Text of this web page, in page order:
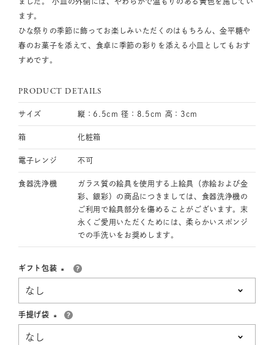
ます。
ひな祭りの季節に飾ってお楽しみいただくのはもちろん、金平糖や
春のお菓子を添えて、食卓に季節の彩りを添える小皿としてもおす
すめです。
PRODUCT DETAILS
サイズ 縦：6.5cm 径：8.5cm 高：3cm
箱 化粧箱
電子レンジ 不可
食器洗浄機
ガラス質の絵具を使用する上絵具（赤絵および金
彩、銀彩）の商品につきましては、食器洗浄機の
ご利用で絵具部分を傷めることがございます。末
永くご愛用いただくためには、柔らかいスポンジ
での手洗いをお奨めします。
ギフト包装
手提げ袋